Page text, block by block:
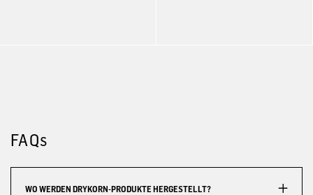
FAQs
WO WERDEN DRYKORN-PRODUKTE HERGESTELLT?